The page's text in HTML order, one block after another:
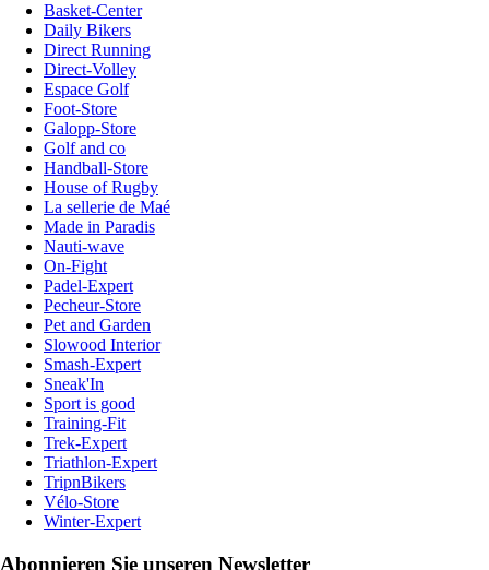
Basket-Center
Daily Bikers
Direct Running
Direct-Volley
Espace Golf
Foot-Store
Galopp-Store
Golf and co
Handball-Store
House of Rugby
La sellerie de Maé
Made in Paradis
Nauti-wave
On-Fight
Padel-Expert
Pecheur-Store
Pet and Garden
Slowood Interior
Smash-Expert
Sneak'In
Sport is good
Training-Fit
Trek-Expert
Triathlon-Expert
TripnBikers
Vélo-Store
Winter-Expert
Abonnieren Sie unseren Newsletter